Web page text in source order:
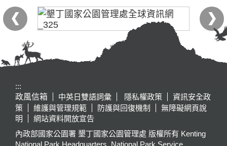
:::
政風信箱
中英日雙語詞彙 隱私權政策
資訊安全政
策
維護與管理規範 防護與回復機制
無障礙網頁說
明
網站資料開放宣告
內政部國家公園署 墾丁國家公園管理處 版權所有 Kenting
National Park Headquarters, National Park Service,